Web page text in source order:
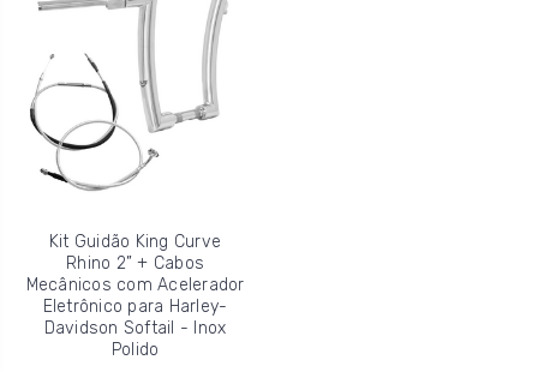
Kit Guidão King Curve
Rhino 2” + Cabos
Mecânicos com Acelerador
Eletrônico para Harley-
Davidson Softail - Inox
Polido